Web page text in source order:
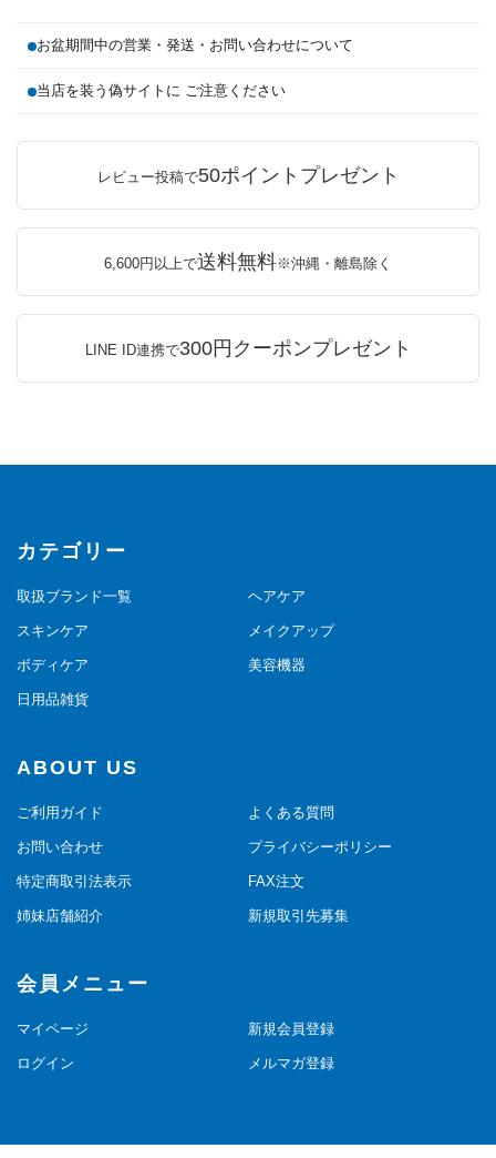
お盆期間中の営業・発送・お問い合わせについて
当店を装う偽サイトに ご注意ください
レビュー投稿で50ポイントプレゼント
6,600円以上で送料無料※沖縄・離島除く
LINE ID連携で300円クーポンプレゼント
カテゴリー
取扱ブランド一覧 ヘアケア
スキンケア メイクアップ
ボディケア 美容機器
日用品雑貨
ABOUT US
ご利用ガイド よくある質問
お問い合わせ プライバシーポリシー
特定商取引法表示 FAX注文
姉妹店舗紹介 新規取引先募集
会員メニュー
マイページ 新規会員登録
ログイン メルマガ登録